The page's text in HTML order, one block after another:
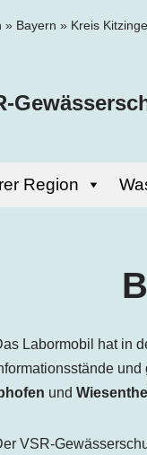
» Bayern » Kreis
Region
Labormobil hat in
und
VSR-